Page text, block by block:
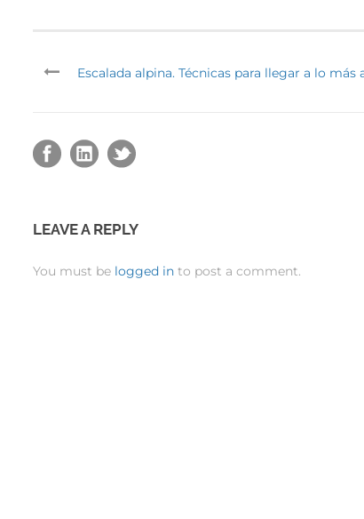
Escalada alpina. Técnicas para llegar a lo más
LEAVE A REPLY
You must be logged in to post a comment.